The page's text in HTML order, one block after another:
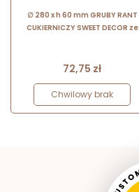
∅ 280 x h 60 mm GRUBY RANT
CUKIERNICZY SWEET DECOR ze
Cena
72,75 zł
Chwilowy brak